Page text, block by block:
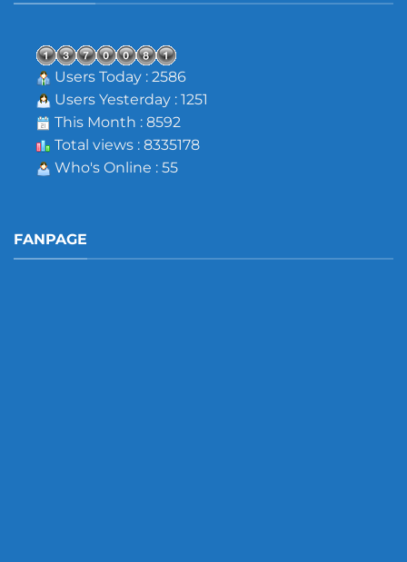
Users Today : 2586
Users Yesterday : 1251
This Month : 8592
Total views : 8335178
Who's Online : 55
FANPAGE